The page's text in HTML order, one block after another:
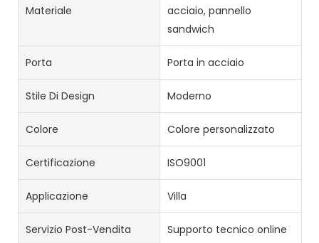
Materiale
acciaio, pannello
sandwich
Porta Porta in acciaio
Stile Di Design Moderno
Colore Colore personalizzato
Certificazione ISO9001
Applicazione Villa
Servizio Post-Vendita Supporto tecnico online